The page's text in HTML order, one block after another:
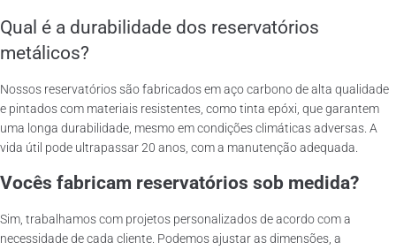
Qual é a durabilidade dos reservatórios
metálicos?
Nossos reservatórios são fabricados em aço carbono de alta qualidade
e pintados com materiais resistentes, como tinta epóxi, que garantem
uma longa durabilidade, mesmo em condições climáticas adversas. A
vida útil pode ultrapassar 20 anos, com a manutenção adequada.
Vocês fabricam reservatórios sob medida?
Sim, trabalhamos com projetos personalizados de acordo com a
necessidade de cada cliente. Podemos ajustar as dimensões, a